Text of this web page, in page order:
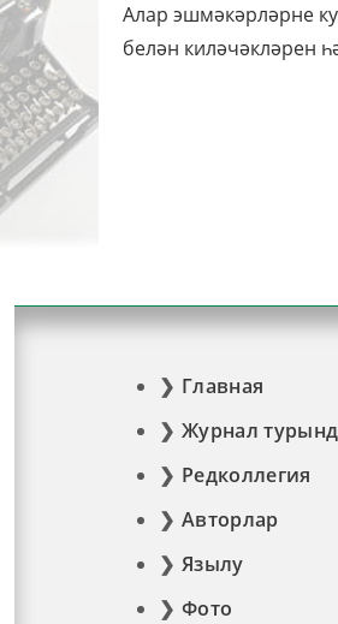
Алар эшмәкәрләрне
белән киләчәкләрен
Главная
Журнал
Редколлегия
Авторлар
Язылу
Фото